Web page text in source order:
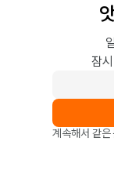
잠
계속해서 같은